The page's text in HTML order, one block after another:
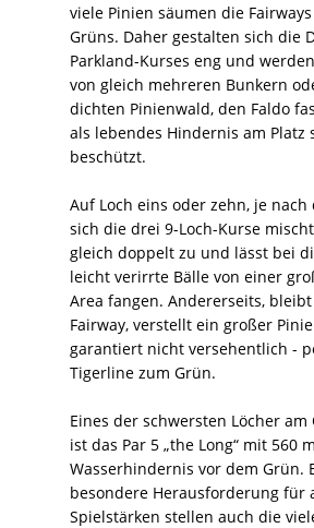
viele Pinien säumen die
Grüns. Daher gestalten sich die
Parkland-Kurses eng und
von gleich mehreren Bunkern
dichten Pinienwald, den Faldo
als lebendes Hindernis am Platz
beschützt.
Auf Loch eins oder zehn, je nach
sich die drei 9-Loch-Kurse
gleich doppelt zu und lässt bei
leicht verirrte Bälle von einer
Area fangen. Andererseits,
Fairway, verstellt ein großer
garantiert nicht versehentlich -
Tigerline zum Grün.
Eines der schwersten Löcher am
ist das Par 5 „the Long“ mit 560
Wasserhindernis vor dem Grün.
besondere Herausforderung für
Spielstärken stellen auch die